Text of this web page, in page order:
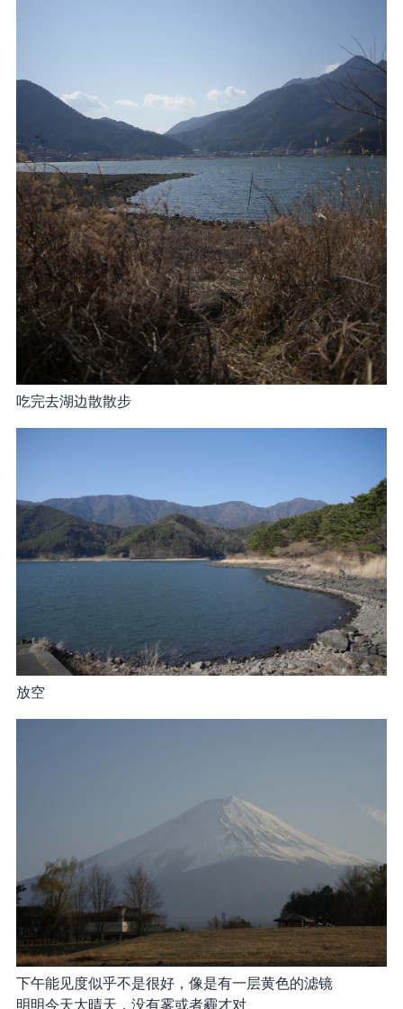
吃完去湖边散散步
放空
下午能见度似乎不是很好，像是有一层黄色的滤镜
明明今天大晴天，没有雾或者霾才对